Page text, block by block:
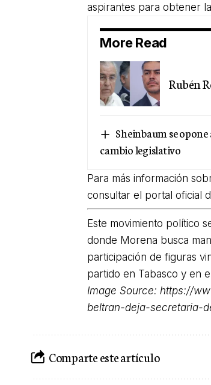
aspirantes para obtener
More Read
Rubén
Sheinbaum se
cambio legislativo
Para más información
consultar el portal oficial
Este movimiento político
donde Morena busca
participación de figuras
partido en Tabasco y en
Image Source:https://
beltran-deja-secretaria-
Comparte este artículo